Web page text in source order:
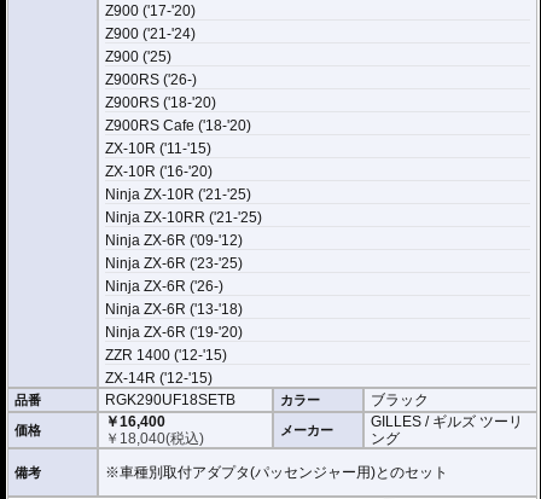
Z900 ('17-'20)
Z900 ('21-'24)
Z900 ('25)
Z900RS ('26-)
Z900RS ('18-'20)
Z900RS Cafe ('18-'20)
ZX-10R ('11-'15)
ZX-10R ('16-'20)
Ninja ZX-10R ('21-'25)
Ninja ZX-10RR ('21-'25)
Ninja ZX-6R ('09-'12)
Ninja ZX-6R ('23-'25)
Ninja ZX-6R ('26-)
Ninja ZX-6R ('13-'18)
Ninja ZX-6R ('19-'20)
ZZR 1400 ('12-'15)
ZX-14R ('12-'15)
品番 RGK290UF18SETB カラー ブラック
価格
￥16,400
￥ 18,040(税込) メーカー
GILLES / ギルズ ツーリ
ング
備考 ※車種別取付アダプタ(パッセンジャー用)とのセット